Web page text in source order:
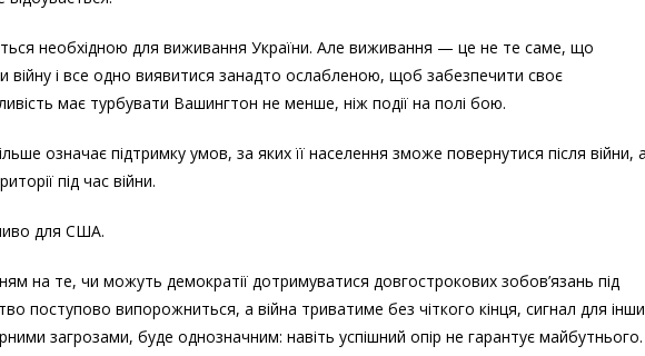
необхідною для виживання України. Але виживання — це не те саме, що
війну і все одно виявитися занадто ослабленою, щоб забезпечити своє
має турбувати Вашингтон не менше, ніж події на полі бою.
означає підтримку умов, за яких її населення зможе повернутися після війни,
під час війни.
для США.
на те, чи можуть демократії дотримуватися довгострокових зобов’язань під
поступово випорожниться, а війна триватиме без чіткого кінця, сигнал для
загрозами, буде однозначним: навіть успішний опір не гарантує майбутнього.